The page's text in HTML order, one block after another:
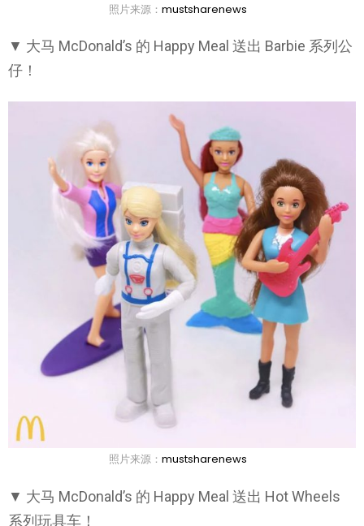
照片来源： mustsharenews
▼ 大马 McDonald’s 的 Happy Meal 送出 Barbie 系列公
仔！
照片来源： mustsharenews
▼ 大马 McDonald’s 的 Happy Meal 送出 Hot Wheels
系列玩具车！